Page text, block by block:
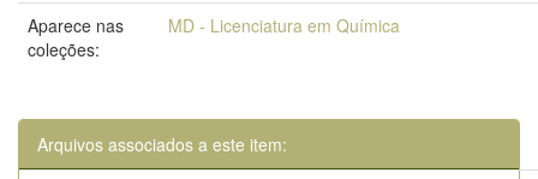
Aparece nas
coleções:
MD - Licenciatura em Química
Arquivos associados a este item: